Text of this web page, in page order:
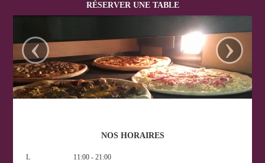
RÉSERVER UNE TABLE
‹ ›
NOS HORAIRES
L
11:00 - 21:00